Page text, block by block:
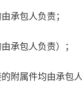
承包人负责；
承包人负责）；
附属件均由承包人